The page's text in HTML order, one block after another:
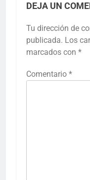
DEJA UN
Tu dirección de
publicada. Los
marcados con *
Comentario *